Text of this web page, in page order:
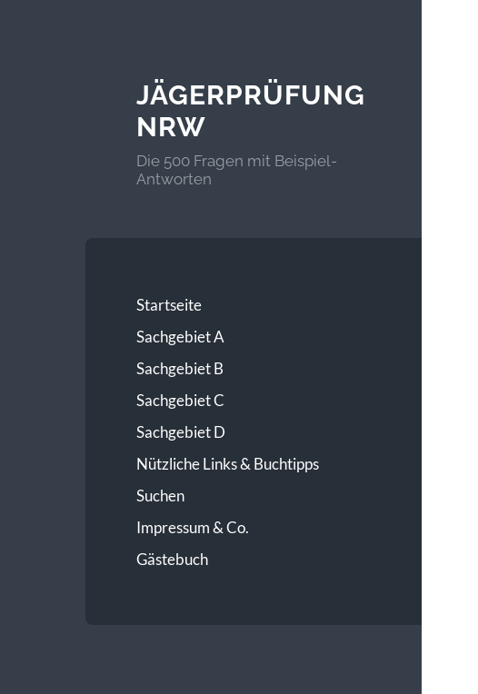
JÄGERPRÜFUNG
NRW
Die 500 Fragen mit Beispiel-
Antworten
Startseite
Sachgebiet A
Sachgebiet B
Sachgebiet C
Sachgebiet D
Nützliche Links & Buchtipps
Suchen
Impressum & Co.
Gästebuch